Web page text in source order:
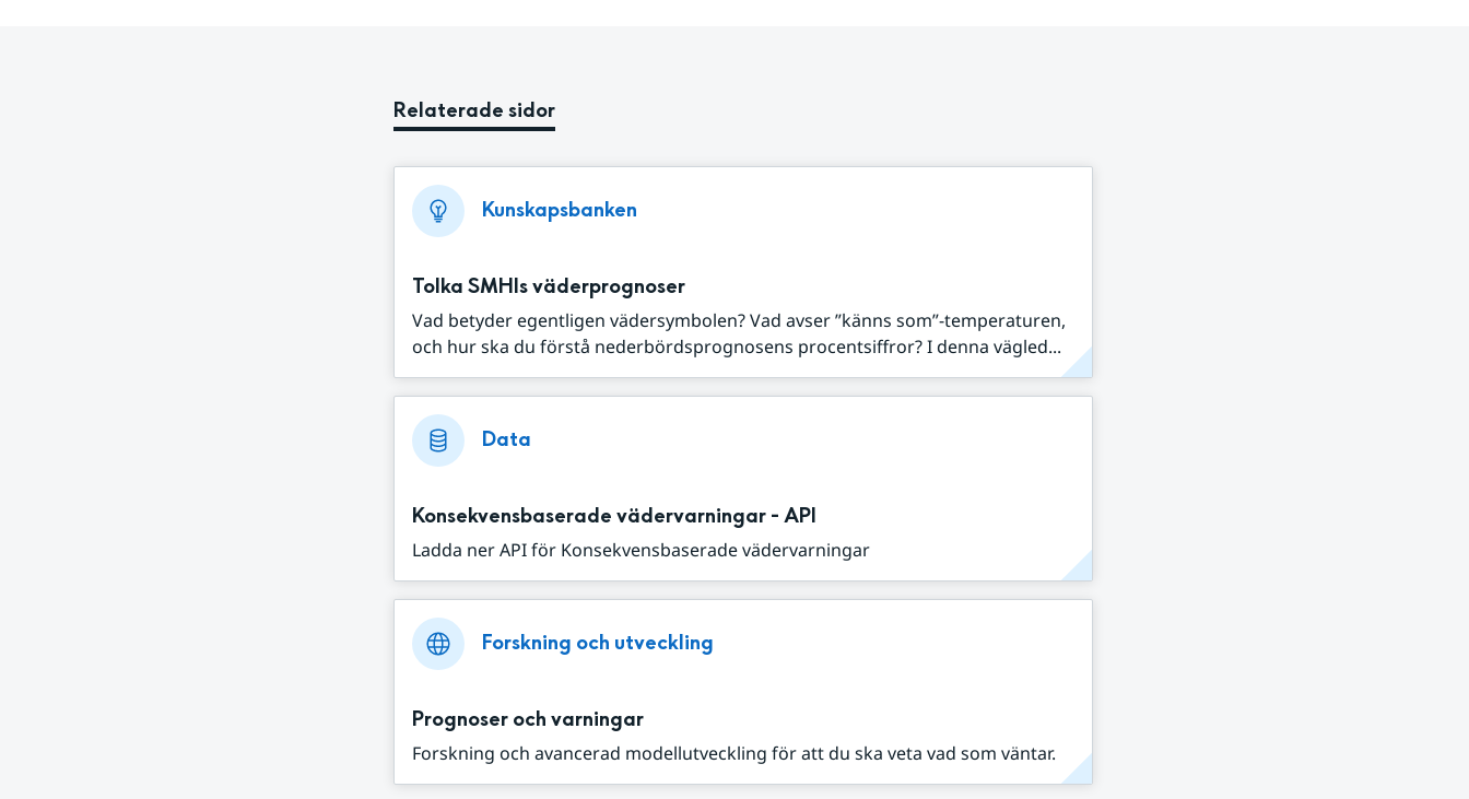
Relaterade sidor
Kunskapsbanken
Tolka SMHIs väderprognoser
Vad betyder egentligen vädersymbolen? Vad avser ”känns som”-temperaturen,
och hur ska du förstå nederbördsprognosens procentsiffror? I denna vägled...
Data
Konsekvensbaserade vädervarningar - API
Ladda ner API för Konsekvensbaserade vädervarningar
Forskning och utveckling
Prognoser och varningar
Forskning och avancerad modellutveckling för att du ska veta vad som väntar.